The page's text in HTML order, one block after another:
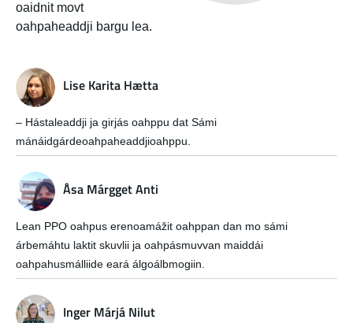
oaidnit movt
oahpaheaddji bargu lea.
Lise Karita Hætta
– Hástaleaddji ja girjás oahppu dat Sámi
mánáidgárdeoahpaheaddjioahppu.
Åsa Márgget Anti
Lean PPO oahpus erenoamážit oahppan dan mo sámi
árbemáhtu laktit skuvlii ja oahpásmuvvan maiddái
oahpahusmálliide eará álgoálbmogiin.
Inger Márjá Nilut